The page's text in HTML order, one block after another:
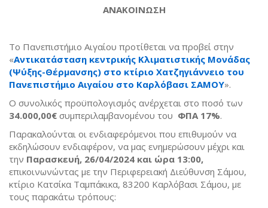
ΑΝΑΚΟΙΝΩΣΗ
Το Πανεπιστήμιο Αιγαίου προτίθεται να προβεί στην
«Αντικατάσταση κεντρικής Κλιματιστικής Μονάδας
(Ψύξης-Θέρμανσης) στο κτίριο Χατζηγιάννειο του
Πανεπιστήμιο Αιγαίου στο Καρλόβασι ΣΑΜΟΥ».
Ο συνολικός προϋπολογισμός ανέρχεται στο ποσό των
34.000,00€ συμπεριλαμβανομένου του ΦΠΑ 17%.
Παρακαλούνται οι ενδιαφερόμενοι που επιθυμούν να
εκδηλώσουν ενδιαφέρον, να μας ενημερώσουν μέχρι και
την Παρασκευή, 26/04/2024 και ώρα 13:00,
επικοινωνώντας με την Περιφερειακή Διεύθυνση Σάμου,
κτίριο Κατσίκα Ταμπάκικα, 83200 Καρλόβασι Σάμου, με
τους παρακάτω τρόπους: